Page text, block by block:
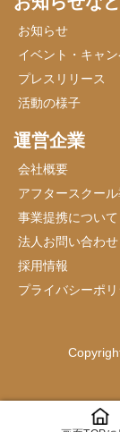
お知らせ
イベント・キャ
プレスリリース
活動の様子
運営企業
会社概要
アフタースクール
事業提携について
法人お問い合わせ
採用情報
プライバシーポ